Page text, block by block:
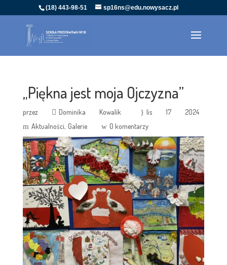
(18) 443-98-51 sp16ns@edu.nowysacz.pl
„Piękna jest moja Ojczyzna”
przez Dominika Kowalik
lis 17 2024
Aktualności Galerie 0 komentarzy